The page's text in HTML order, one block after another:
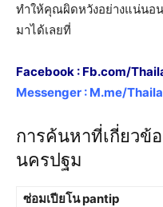
ทำให้คุณผิดหวังอย่างแน่นอ
มาได้เลยที่
Facebook : Fb.com/
Messenger : M.me/
การค้นหาที่เกี่ยวข้
นครปฐม
ซ่อมเปียโน pantip